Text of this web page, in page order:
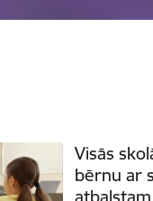
Visās
bērnu ar